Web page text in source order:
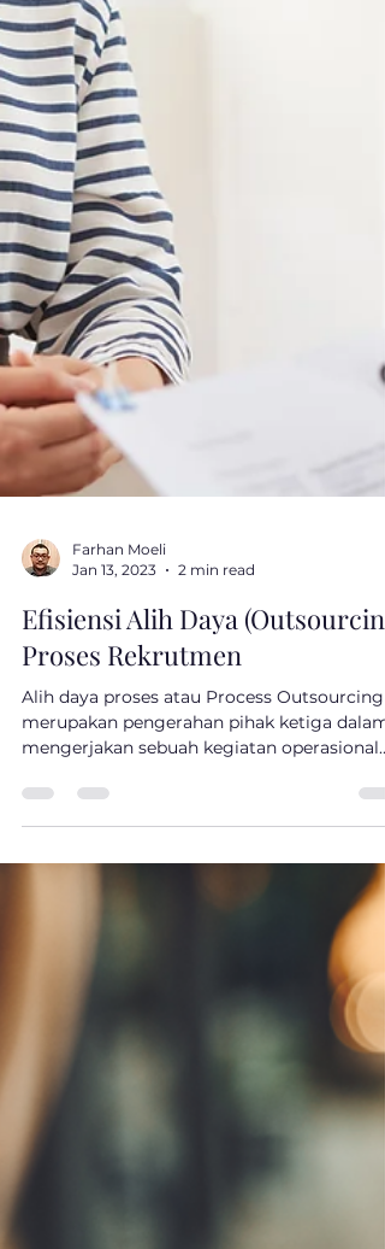
Farhan Moeli
Efisiensi Alih Daya
Proses Rekrutmen
Alih daya proses atau Process Outsourcing
merupakan pengerahan pihak ketiga dalam
mengerjakan sebuah kegiatan operasional